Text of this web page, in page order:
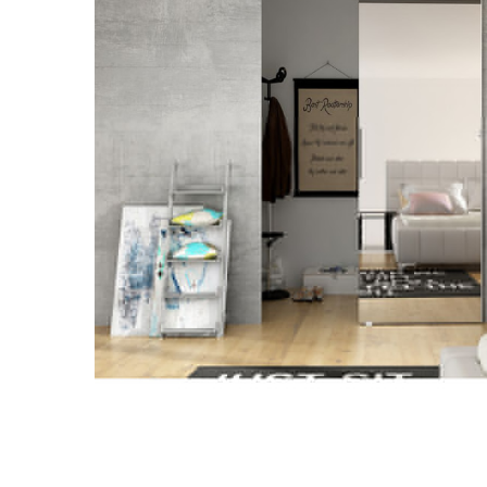
Tento web ukladá v súlade so zákonmi na vaše zariadenie
pre ďalšie používanie webu a taktiež pre využitie,